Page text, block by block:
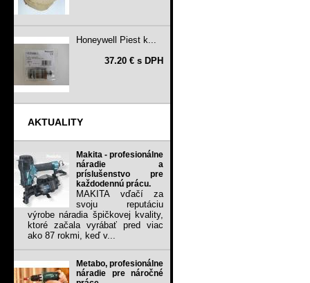
Honeywell Piest k...
37.20 € s DPH
AKTUALITY
Makita - profesionálne
náradie a
príslušenstvo pre
každodennú prácu.
MAKITA vďačí za
svoju reputáciu
výrobe náradia špičkovej kvality,
ktoré začala vyrábať pred viac
ako 87 rokmi, keď v...
Metabo, profesionálne
náradie pre náročné